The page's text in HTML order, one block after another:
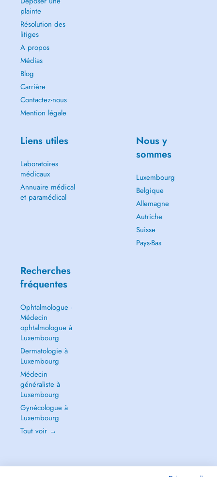
plainte
Résolution des
litiges
A propos
Médias
Blog
Carrière
Contactez-nous
Mention légale
Liens utiles
Laboratoires
médicaux
Annuaire médical
et paramédical
Nous y
sommes
Luxembourg
Belgique
Allemagne
Autriche
Suisse
Pays-Bas
Recherches
fréquentes
Ophtalmologue -
Médecin
ophtalmologue à
Luxembourg
Dermatologie à
Luxembourg
Médecin
généraliste à
Luxembourg
Gynécologue à
Luxembourg
Tout voir →